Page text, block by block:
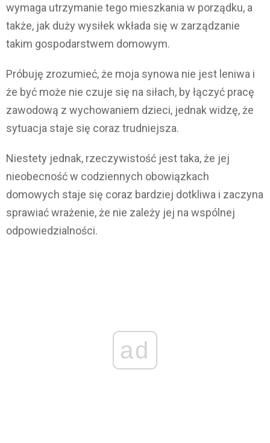
wymaga utrzymanie tego mieszkania w porządku, a
także, jak duży wysiłek wkłada się w zarządzanie
takim gospodarstwem domowym.
Próbuję zrozumieć, że moja synowa nie jest leniwa i
że być może nie czuje się na siłach, by łączyć pracę
zawodową z wychowaniem dzieci, jednak widzę, że
sytuacja staje się coraz trudniejsza.
Niestety jednak, rzeczywistość jest taka, że jej
nieobecność w codziennych obowiązkach
domowych staje się coraz bardziej dotkliwa i zaczyna
sprawiać wrażenie, że nie zależy jej na wspólnej
odpowiedzialności.
ad